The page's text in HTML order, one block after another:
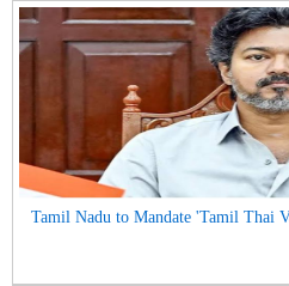
Tamil Nadu to Mandate 'Tamil Thai